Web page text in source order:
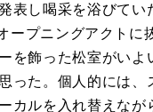
表し喝采を浴びてい
ープニングアクトに
を飾った松室がいよ
った。個人的には、
カルを入れ替えなが